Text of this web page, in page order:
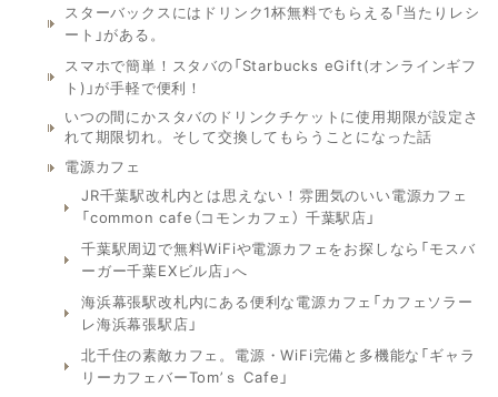
スターバックスにはドリンク1杯無料でもらえる「当たりレシ
ート」がある。
スマホで簡単！スタバの「Starbucks eGift(オンラインギフ
ト)」が手軽で便利！
いつの間にかスタバのドリンクチケットに使用期限が設定さ
れて期限切れ。そして交換してもらうことになった話
電源カフェ
JR千葉駅改札内とは思えない！雰囲気のいい電源カフェ
「common cafe（コモンカフェ） 千葉駅店」
千葉駅周辺で無料WiFiや電源カフェをお探しなら「モスバ
ーガー千葉EXビル店」へ
海浜幕張駅改札内にある便利な電源カフェ「カフェソラー
レ海浜幕張駅店」
北千住の素敵カフェ。電源・WiFi完備と多機能な「ギャラ
リーカフェバーTom’ｓ Cafe」